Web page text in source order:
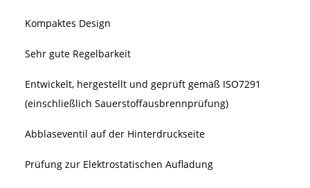
Kompaktes Design
Sehr gute Regelbarkeit
Entwickelt, hergestellt und geprüft gemäß ISO7291
(einschließlich Sauerstoffausbrennprüfung)
Abblaseventil auf der Hinterdruckseite
Prüfung zur Elektrostatischen Aufladung